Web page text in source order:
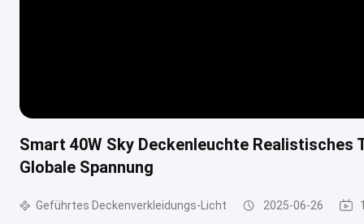
Smart 40W Sky Deckenleuchte
Globale Spannung
Geführtes Deckenverkleidungs-Licht 2025-06-26